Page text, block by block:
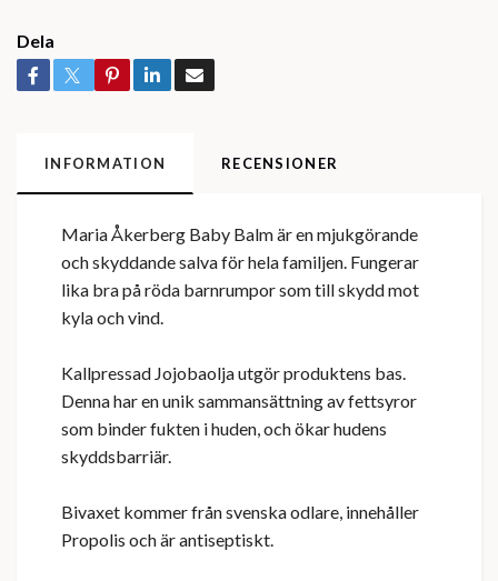
Dela
INFORMATION RECENSIONER
Maria Åkerberg Baby Balm är en mjukgörande
och skyddande salva för hela familjen. Fungerar
lika bra på röda barnrumpor som till skydd mot
kyla och vind.
Kallpressad Jojobaolja utgör produktens bas.
Denna har en unik sammansättning av fettsyror
som binder fukten i huden, och ökar hudens
skyddsbarriär.
Bivaxet kommer från svenska odlare, innehåller
Propolis och är antiseptiskt.